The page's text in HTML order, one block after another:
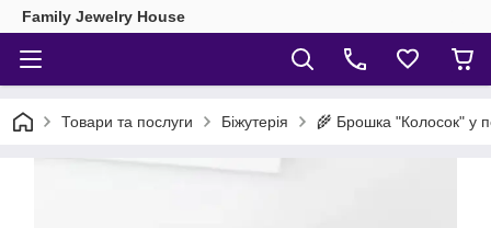
Family Jewelry House
Товари та послуги Біжутерія 🌾 Брошка "Колосок" у